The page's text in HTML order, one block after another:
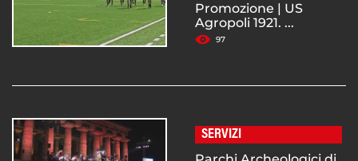
Promozione | US
Agropoli 1921. ...
97
SERVIZI